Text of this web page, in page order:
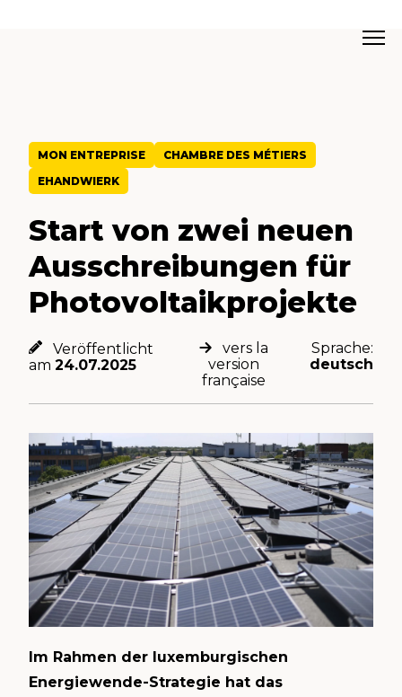
MON ENTREPRISE
CHAMBRE DES MÉTIERS
EHANDWIERK
Start von zwei neuen
Ausschreibungen für
Photovoltaikprojekte
Veröffentlicht
am 24.07.2025
vers la
version
française
Sprache:
deutsch
Im Rahmen der luxemburgischen
Energiewende-Strategie hat das